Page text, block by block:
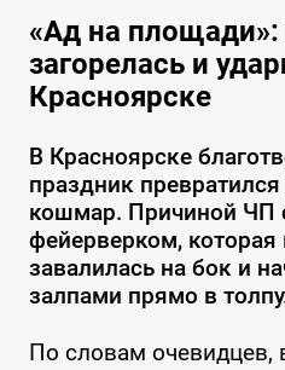
«Ад на площади»:
загорелась и
Красноярске
В Красноярске
праздник
кошмар. Причиной ЧП
фейерверком, которая
завалилась на бок и
залпами прямо в
По словам очевидцев,